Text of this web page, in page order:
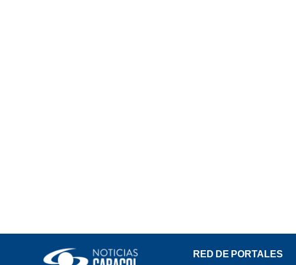
RED DE PORTALES